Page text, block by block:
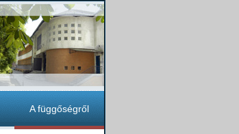
A függőségről